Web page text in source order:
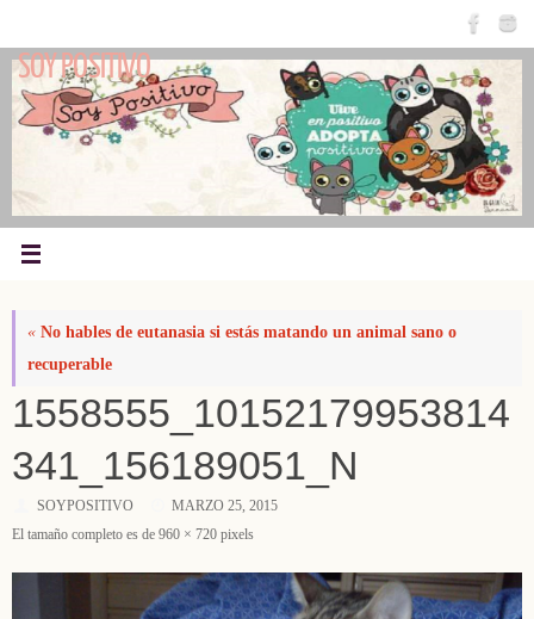
contenido
SOY POSITIVO
« No hables de eutanasia si estás matando un animal sano o
recuperable
1558555_10152179953814
341_156189051_N
SOYPOSITIVO
MARZO 25, 2015
El tamaño completo es de 960 × 720 pixels